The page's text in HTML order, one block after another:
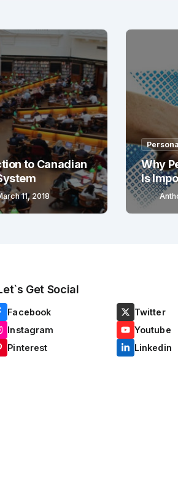
to Canadian
11, 2018
Why
Is
Get Social
Facebook
Twitter
Instagram
Youtube
Pinterest
Linkedin